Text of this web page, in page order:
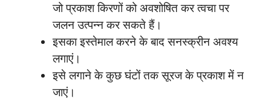
जो प्रकाश किरणों को अवशोषित कर त्वचा पर
जलन उत्पन्न कर सकते हैं।
इसका इस्तेमाल करने के बाद सनस्क्रीन अवश्य
लगाएं।
इसे लगाने के कुछ घंटों तक सूरज के प्रकाश में न
जाएं।